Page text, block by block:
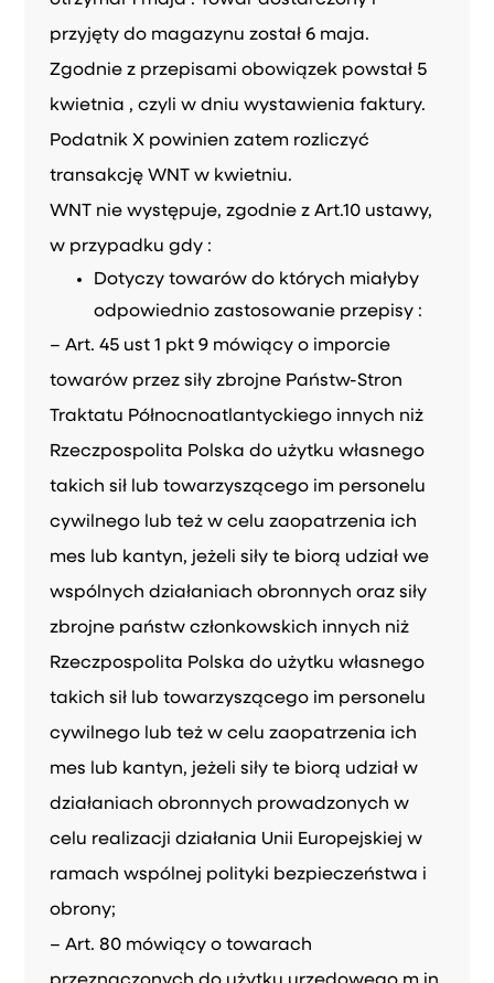
przyjęty do magazynu został 6 maja.
Zgodnie z przepisami obowiązek powstał 5
kwietnia , czyli w dniu wystawienia faktury.
Podatnik X powinien zatem rozliczyć
transakcję WNT w kwietniu.
WNT nie występuje, zgodnie z Art.10 ustawy,
w przypadku gdy :
Dotyczy towarów do których miałyby
odpowiednio zastosowanie przepisy :
– Art. 45 ust 1 pkt 9 mówiący o imporcie
towarów przez siły zbrojne Państw-Stron
Traktatu Północnoatlantyckiego innych niż
Rzeczpospolita Polska do użytku własnego
takich sił lub towarzyszącego im personelu
cywilnego lub też w celu zaopatrzenia ich
mes lub kantyn, jeżeli siły te biorą udział we
wspólnych działaniach obronnych oraz siły
zbrojne państw członkowskich innych niż
Rzeczpospolita Polska do użytku własnego
takich sił lub towarzyszącego im personelu
cywilnego lub też w celu zaopatrzenia ich
mes lub kantyn, jeżeli siły te biorą udział w
działaniach obronnych prowadzonych w
celu realizacji działania Unii Europejskiej w
ramach wspólnej polityki bezpieczeństwa i
obrony;
– Art. 80 mówiący o towarach